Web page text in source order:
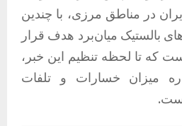
در مناطق مرزی، با چندین
بالستیک میان‌برد هدف قرار
که تا لحظه تنظیم این خبر،
میزان خسارات و تلفات